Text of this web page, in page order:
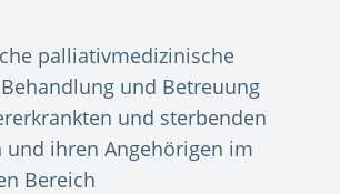
palliativmedizinische
und Betreuung
und sterbenden
und ihren Angehörigen im
Bereich